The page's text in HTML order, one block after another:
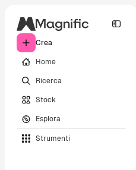
Crea
Home
Ricerca
Stock
Esplora
Strumenti